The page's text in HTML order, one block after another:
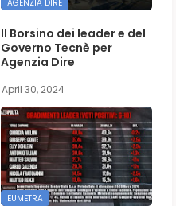
AGENZIA DIRE
Il Borsino dei leader e del
Governo Tecnè per
Agenzia Dire
April 30, 2024
EUMETRA